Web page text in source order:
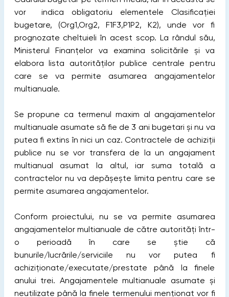
vor indica obligatoriu elementele Clasificației
bugetare, (Org1,Org2, F1F3,P1P2, K2), unde vor fi
prognozate cheltuieli în acest scop. La rândul său,
Ministerul Finanțelor va examina solicitările și va
elabora lista autorităților publice centrale pentru
care se va permite asumarea angajamentelor
multianuale.
Se propune ca termenul maxim al angajamentelor
multianuale asumate să fie de 3 ani bugetari și nu va
putea fi extins în nici un caz. Contractele de achiziții
publice nu se vor transfera de la un angajament
multianual asumat la altul, iar suma totală a
contractelor nu va depășește limita pentru care se
permite asumarea angajamentelor.
Conform proiectului, nu se va permite asumarea
angajamentelor multianuale de către autorități într-
o perioadă în care se știe că
bunurile/lucrările/serviciile nu vor putea fi
achiziționate/executate/prestate până la finele
anului trei. Angajamentele multianuale asumate și
neutilizate până la finele termenului menționat vor fi